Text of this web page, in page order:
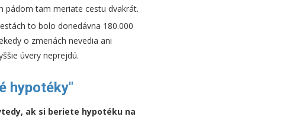
pádom tam meriate cestu dvakrát.
to bolo donedávna 180.000
o zmenách nevedia ani
úvery neprejdú.
hypotéky"
ak si beriete hypotéku na